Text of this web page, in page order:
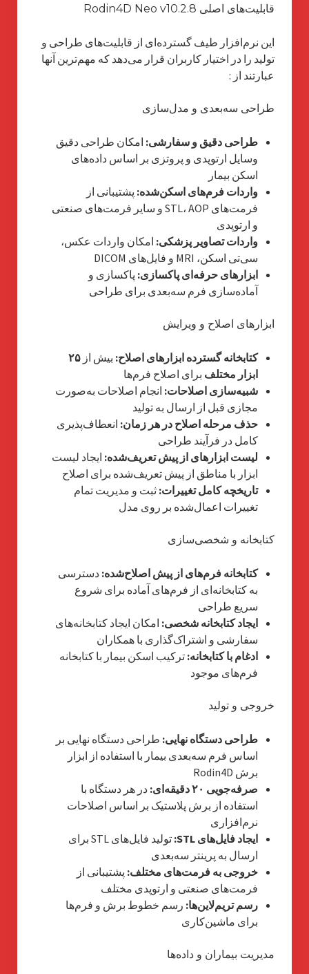
قابلیت‌های اصلی Rodin4D Neo v10.2.8
این نرم‌افزار طیف گسترده‌ای از قابلیت‌های طراحی و
تولید را در اختیار کاربران قرار می‌دهد که مهم‌ترین آنها
عبارتند از :
طراحی سه‌بعدی و مدل‌سازی
طراحی دقیق و سفارشی: امکان طراحی دقیق
وسایل ارتوپدی و پروتزی بر اساس داده‌های
اسکن بیمار
واردات فرم‌های اسکن‌شده: پشتیبانی از
فرمت‌های STL، AOP و سایر فرمت‌های صنعتی
و ارتوپدی
واردات تصاویر پزشکی: امکان واردات عکس،
سی‌تی اسکن، MRI و فایل‌های DICOM
ابزارهای حرفه‌ای پاکسازی: پاکسازی و
آماده‌سازی فرم سه‌بعدی برای طراحی
ابزارهای اصلاح و ویرایش
کتابخانه گسترده ابزارهای اصلاح: بیش از ۲۵
ابزار مختلف برای اصلاح فرم‌ها
شبیه‌سازی اصلاحات: انجام اصلاحات به‌صورت
مجازی قبل از ارسال به تولید
حذف مرحله اصلاح در هر زمان: انعطاف‌پذیری
کامل در فرآیند طراحی
لیست ابزارهای از پیش تعریف‌شده: ایجاد لیست
ابزار با مناطق از پیش تعریف‌شده برای اصلاح
تاریخچه کامل تغییرات: ثبت و مدیریت تمام
تغییرات اعمال‌شده بر روی مدل
کتابخانه و شخصی‌سازی
کتابخانه فرم‌های از پیش اصلاح‌شده: دسترسی
به کتابخانه‌ای از فرم‌های آماده برای شروع
سریع طراحی
ایجاد کتابخانه شخصی: امکان ایجاد کتابخانه‌های
سفارشی و اشتراک‌گذاری با همکاران
ادغام با کتابخانه: ترکیب اسکن بیمار با کتابخانه
فرم‌های موجود
خروجی و تولید
طراحی دستگاه نهایی: طراحی دستگاه نهایی بر
اساس فرم سه‌بعدی بیمار با استفاده از ابزار
برش Rodin4D
صرفه‌جویی ۲۰ دقیقه‌ای:
در هر دستگاه با
استفاده از برش پلاستیک بر اساس اصلاحات
نرم‌افزاری
ایجاد فایل‌های STL:
تولید فایل‌های STL برای
ارسال به پرینتر سه‌بعدی
خروجی به فرمت‌های مختلف: پشتیبانی از
فرمت‌های صنعتی و ارتوپدی مختلف
رسم تریم‌لاین‌ها: رسم خطوط برش و فرم‌ها
برای ماشین‌کاری
مدیریت بیماران و داده‌ها